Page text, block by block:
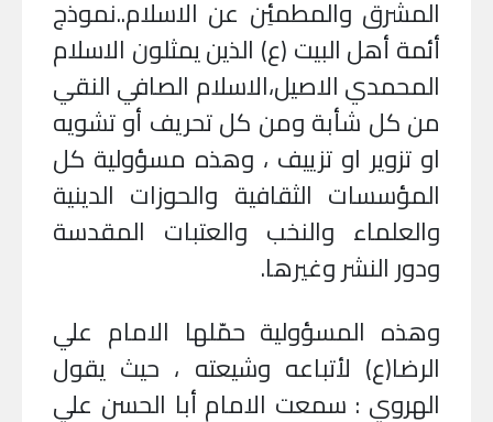
المشرق والمطمئِن عن الاسلام..نموذج
أئمة أهل البيت (ع) الذين يمثلون الاسلام
المحمدي الاصيل،الاسلام الصافي النقي
من كل شأبة ومن كل تحريف أو تشويه
او تزوير او تزييف ، وهذه مسؤولية كل
المؤسسات الثقافية والحوزات الدينية
والعلماء والنخب والعتبات المقدسة
ودور النشر وغيرها.
وهذه المسؤولية حمّلها الامام علي
الرضا(ع) لأتباعه وشيعته ، حيث يقول
الهروي : سمعت الامام أبا الحسن علي